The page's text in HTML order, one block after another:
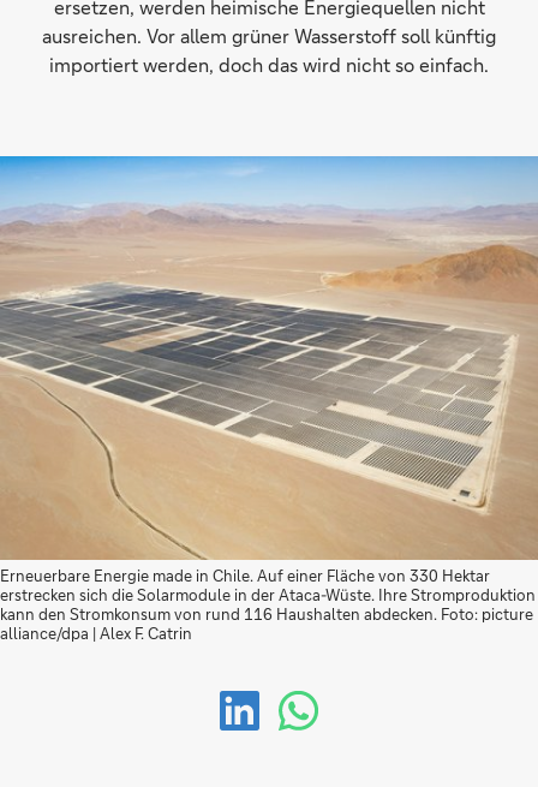
ersetzen, werden heimische Energiequellen nicht
ausreichen. Vor allem grüner Wasserstoff soll künftig
importiert werden, doch das wird nicht so einfach.
Erneuerbare Energie made in Chile. Auf einer Fläche von 330 Hektar
erstrecken sich die Solarmodule in der Ataca-Wüste. Ihre Stromproduktion
kann den Stromkonsum von rund 116 Haushalten abdecken. Foto: picture
alliance/dpa | Alex F. Catrin